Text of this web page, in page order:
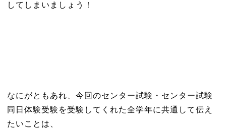
してしまいましょう！
なにがともあれ、今回のセンター試験・センター試験
同日体験受験を受験してくれた全学年に共通して伝え
たいことは、